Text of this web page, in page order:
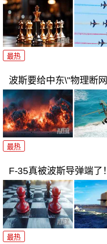
最热
波斯要给中东\"物理断
最热
F-35真被波斯导弹端了
最热